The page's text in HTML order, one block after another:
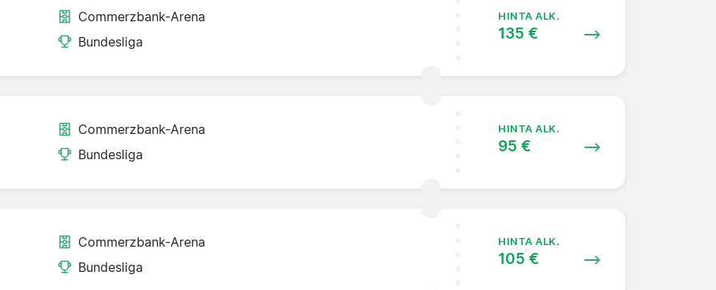
Commerzbank-Arena
Bundesliga
HINTA ALK.
135 €
Commerzbank-Arena
Bundesliga
HINTA ALK.
95 €
Commerzbank-Arena
Bundesliga
HINTA ALK.
105 €